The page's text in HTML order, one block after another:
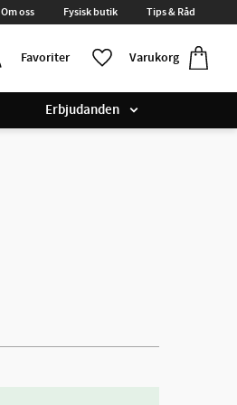
Om oss Fysisk butik Tips & Råd
Favoriter Varukorg
Favoriter
Erbjudanden